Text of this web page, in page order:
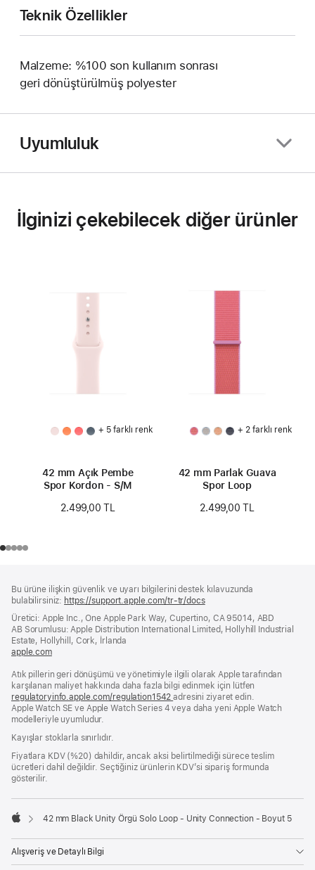
Teknik Özellikler
Malzeme: %100 son kullanım sonrası
geri dönüştürülmüş polyester
Uyumluluk
İlginizi çekebilecek diğer ürünler
+ 5 farklı renk
42 mm Açık Pembe
Spor Kordon - S/M
2.499,00 TL
+ 2 farklı renk
42 mm Parlak Guava
Spor Loop
2.499,00 TL
Bilgi
Bu ürüne ilişkin güvenlik ve uyarı bilgilerini destek kılavuzunda
bulabilirsiniz: https://support.apple.com/tr-tr/docs(yeni
pencerede
açılır)
Üretici: Apple Inc., One Apple Park Way, Cupertino, CA 95014, ABD
AB Sorumlusu: Apple Distribution International Limited, Hollyhill Industrial
Estate, Hollyhill, Cork, İrlanda
apple.com(yeni
pencerede
açılır)
Atık pillerin geri dönüşümü ve yönetimiyle ilgili olarak Apple tarafından
karşılanan maliyet hakkında daha fazla bilgi edinmek için lütfen
regulatoryinfo.apple.com/regulation1542(yeni
bir
adresini ziyaret edin.
Apple Watch SE ve Apple Watch Series 4 veya daha yeni Apple Watch
modelleriyle uyumludur.
Kayışlar stoklarla sınırlıdır.
Fiyatlara KDV (%20) dahildir, ancak aksi belirtilmediği sürece teslim
ücretleri dahil değildir. Seçtiğiniz ürünlerin KDV’si sipariş formunda
gösterilir.
42 mm Black Unity Örgü Solo Loop - Unity Connection - Boyut 5
Alışveriş ve Detaylı Bilgi